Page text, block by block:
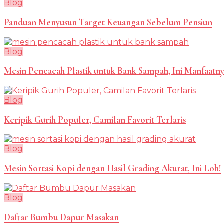
Blog
Panduan Menyusun Target Keuangan Sebelum Pensiun
Blog
Mesin Pencacah Plastik untuk Bank Sampah, Ini
Blog
Keripik Gurih Populer, Camilan Favorit Terlaris
Blog
Mesin Sortasi Kopi dengan Hasil Grading Akurat, Ini Loh!
Blog
Daftar Bumbu Dapur Masakan